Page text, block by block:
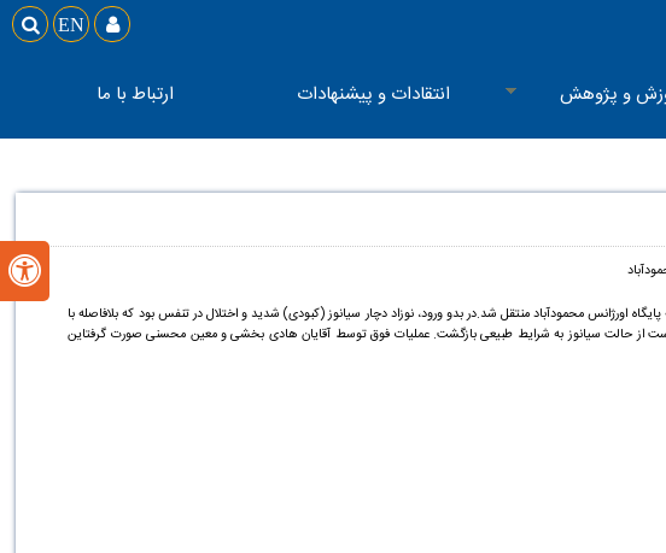
 EN 
و پژوهش انتقادات و پیشنهادات ارتباط با ما
حضوری به پایگاه اورژانس محمودآباد منتقل شد.در بدو ورود، نوزاد دچار سیانوز (کبودی) شدید و اختلال در تنفس بود که بلافاصله با
پوست از حالت سیانوز به شرایط طبیعی بازگشت. عملیات فوق توسط آقایان هادی بخشی و معین محسنی صورت گرفتاین
